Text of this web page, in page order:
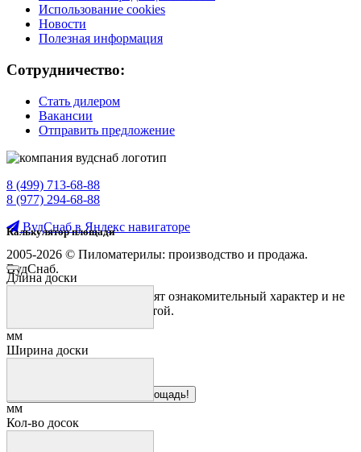
Использование cookies
Новости
Полезная информация
Сотрудничество:
Стать дилером
Вакансии
Отправить предложение
8 (499) 713-68-88
8 (977) 294-68-88
ВудСнаб в Яндекс навигаторе
2005-2026 © Пиломатерилы: производство и продажа.
ВудСнаб.
Предложения на сайте носят ознакомительный характер и не
являются публичной офертой.
Здесь можно рассчитать площадь!
Калькулятор площади
Длина доски
мм
Ширина доски
мм
Кол-во досок